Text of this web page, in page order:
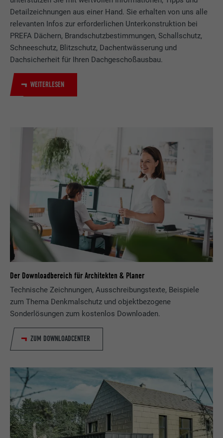
Detailzeichnungen aus einer Hand. Sie erhalten von uns alle
relevanten Infos zur erforderlichen Unterkonstruktion bei
PREFA Dächern, Brandschutzbestimmungen, Schallschutz,
Schneeschutz, Blitzschutz, Dachentwässerung und
Dachsicherheit für Ihren Dachgeschoßausbau.
WEITERLESEN
Der Downloadbereich für Architekten & Planer
Technische Zeichnungen, Ausschreibungstexte, Beispiele
zum Thema Denkmalschutz und objektbezogene
Sonderlösungen zum kostenlos Downloaden.
ZUM DOWNLOADCENTER